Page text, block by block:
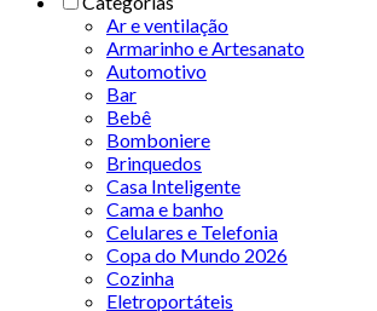
Ar e ventilação
Armarinho e Artesanato
Automotivo
Bar
Bebê
Bomboniere
Brinquedos
Casa Inteligente
Cama e banho
Celulares e Telefonia
Copa do Mundo 2026
Cozinha
Eletroportáteis